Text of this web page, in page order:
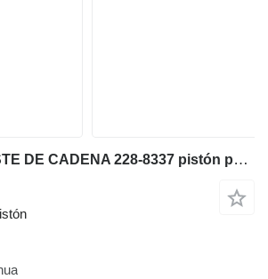
PISTON DE AJUSTE DE CADENA 228-8337 pistón para bulldozer